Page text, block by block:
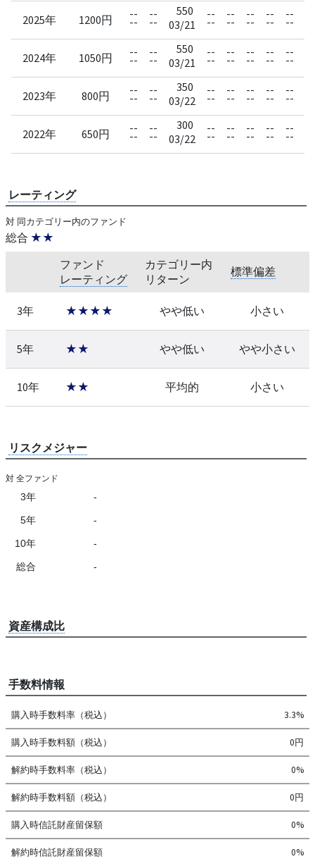
2025年 1200円 --
--
--
--
550
03/21
--
--
--
--
--
--
--
--
--
--
2024年 1050円 --
--
--
--
550
03/21
--
--
--
--
--
--
--
--
--
--
2023年 800円 --
--
--
--
350
03/22
--
--
--
--
--
--
--
--
--
--
2022年 650円 --
--
--
--
300
03/22
--
--
--
--
--
--
--
--
--
--
レーティング
対 同カテゴリー内のファンド
総合 ★★
ファンド
レーティング
カテゴリー内
リターン
標準偏差
3年 ★★★★ やや低い 小さい
5年 ★★ やや低い やや小さい
10年 ★★ 平均的 小さい
リスクメジャー
対 全ファンド
3年 -
5年 -
10年 -
総合 -
資産構成比
手数料情報
購入時手数料率（税込） 3.3%
購入時手数料額（税込） 0円
解約時手数料率（税込） 0%
解約時手数料額（税込） 0円
購入時信託財産留保額 0%
解約時信託財産留保額 0%